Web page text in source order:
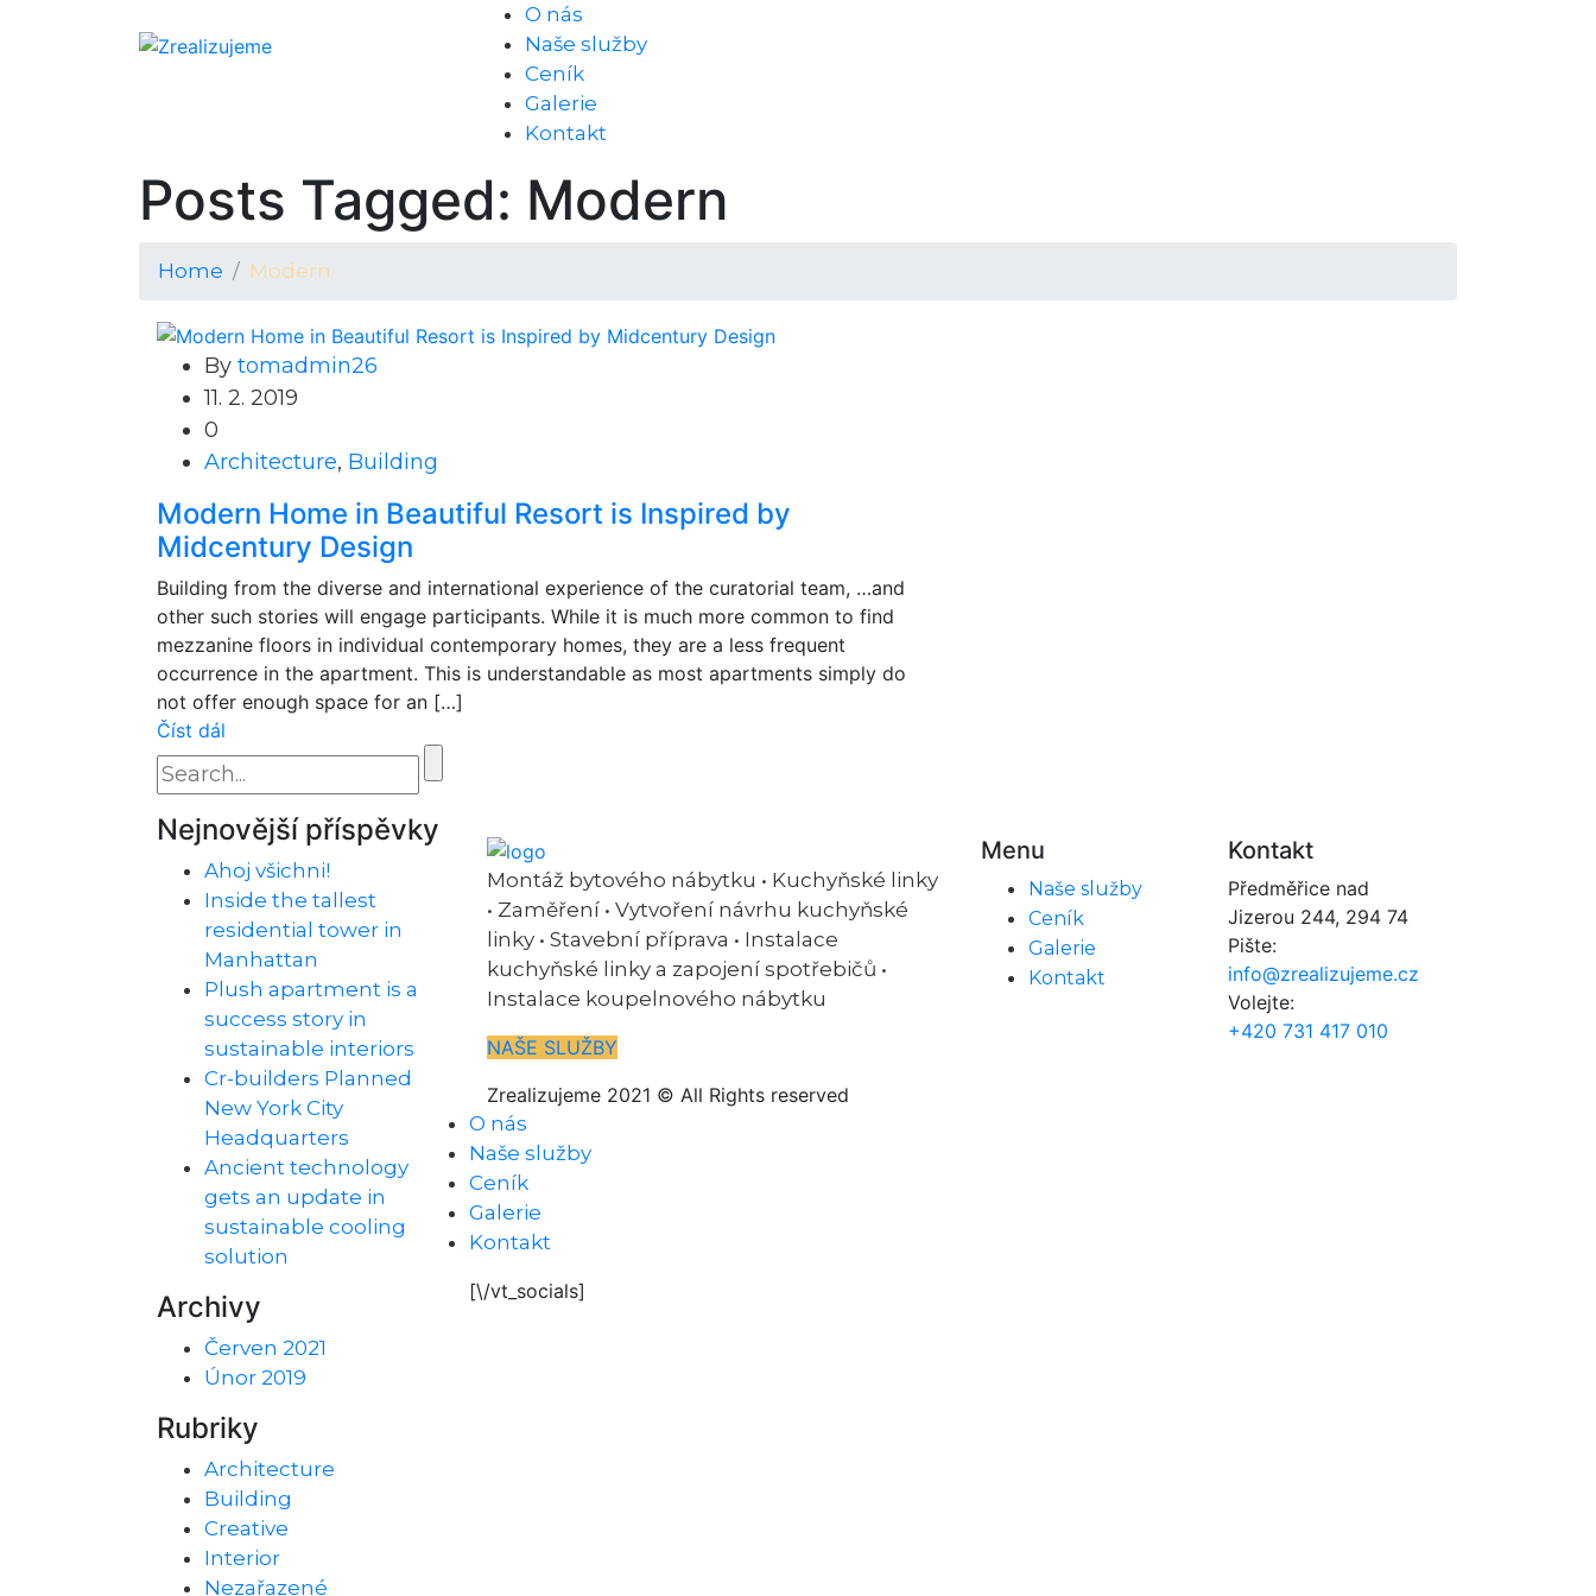
O nás
Naše služby
Ceník
Galerie
Kontakt
Posts Tagged: Modern
Home Modern
By tomadmin26
11. 2. 2019
0
Architecture, Building
Modern Home in Beautiful Resort is Inspired by
Midcentury Design
Building from the diverse and international experience of the curatorial team, …and
other such stories will engage participants. While it is much more common to find
mezzanine floors in individual contemporary homes, they are a less frequent
occurrence in the apartment. This is understandable as most apartments simply do
not offer enough space for an […]
Číst dál
Nejnovější příspěvky
Ahoj všichni!
Inside the tallest
residential tower in
Manhattan
Plush apartment is a
success story in
sustainable interiors
Cr-builders Planned
New York City
Headquarters
Ancient technology
gets an update in
sustainable cooling
solution
Archivy
Červen 2021
Únor 2019
Rubriky
Architecture
Building
Creative
Interior
Nezařazené
Montáž bytového nábytku • Kuchyňské linky
• Zaměření • Vytvoření návrhu kuchyňské
linky • Stavební příprava • Instalace
kuchyňské linky a zapojení spotřebičů •
Instalace koupelnového nábytku
NAŠE SLUŽBY
Menu
Naše služby
Ceník
Galerie
Kontakt
Kontakt
Předměřice nad
Jizerou 244, 294 74
Pište:
info@zrealizujeme.cz
Volejte:
+420 731 417 010
Zrealizujeme 2021 © All Rights reserved
O nás
Naše služby
Ceník
Galerie
Kontakt
[\/vt_socials]